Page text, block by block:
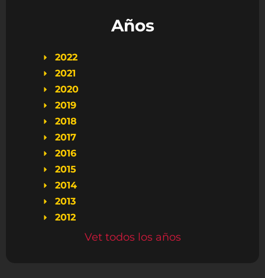
Años
2022
2021
2020
2019
2018
2017
2016
2015
2014
2013
2012
Vet todos los años